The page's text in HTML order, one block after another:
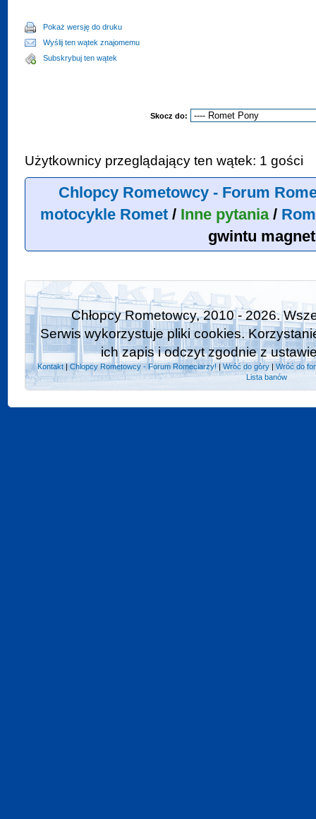
Pokaż wersję do druku
Wyślij ten wątek znajomemu
Subskrybuj ten wątek
Skocz do:
Użytkownicy przeglądający ten wątek: 1 gości
Chlopcy Rometowcy - Forum
motocykle Romet / Inne pytania/
gwintu
Chłopcy Rometowcy, 2010 - 2026.
Serwis wykorzystuje pliki cookies.
ich zapis i odczyt zgodnie z
Kontakt| Chlopcy Rometowcy - Forum Romeciarzy! |Wróć do góry| Wróć do
Lista banów